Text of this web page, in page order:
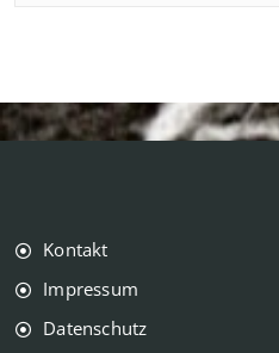
Kontakt
Impressum
Datenschutz